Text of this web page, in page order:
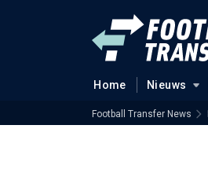
Home Nieuws
Football Transfer News